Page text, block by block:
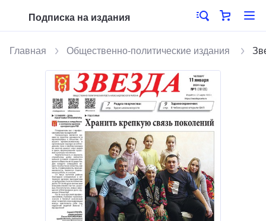
Подписка на издания
Главная Общественно-политические издания